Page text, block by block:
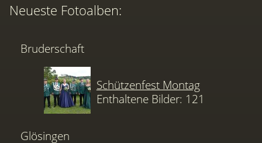
Neueste Fotoalben:
Bruderschaft
Schützenfest Montag
Enthaltene Bilder: 121
Glösingen